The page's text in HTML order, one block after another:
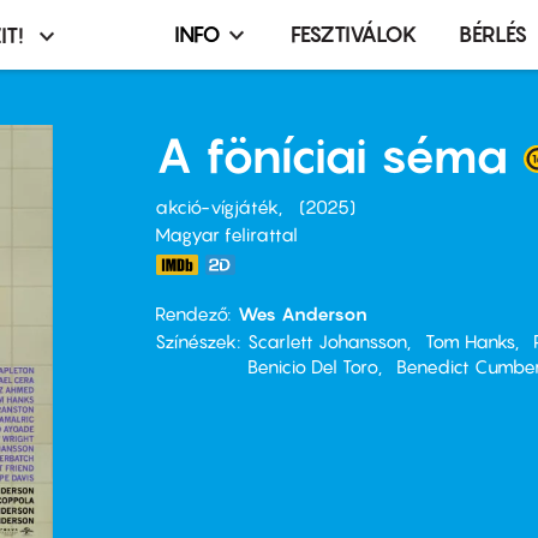
Infó,
terembérlés
menü
INFO FESZTIVÁLOK BÉRLÉS
A föníciai séma
akció-vígjáték
2025
Magyar felirattal
Rendező Wes Anderson
Színészek
Scarlett Johansson Tom Hanks
Benicio Del Toro
Benedict